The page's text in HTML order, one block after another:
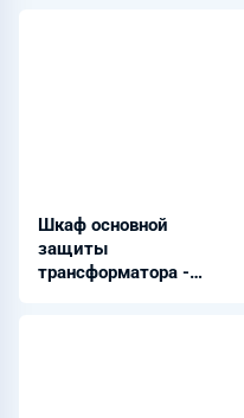
Шкаф основной
защиты
трансформатора -